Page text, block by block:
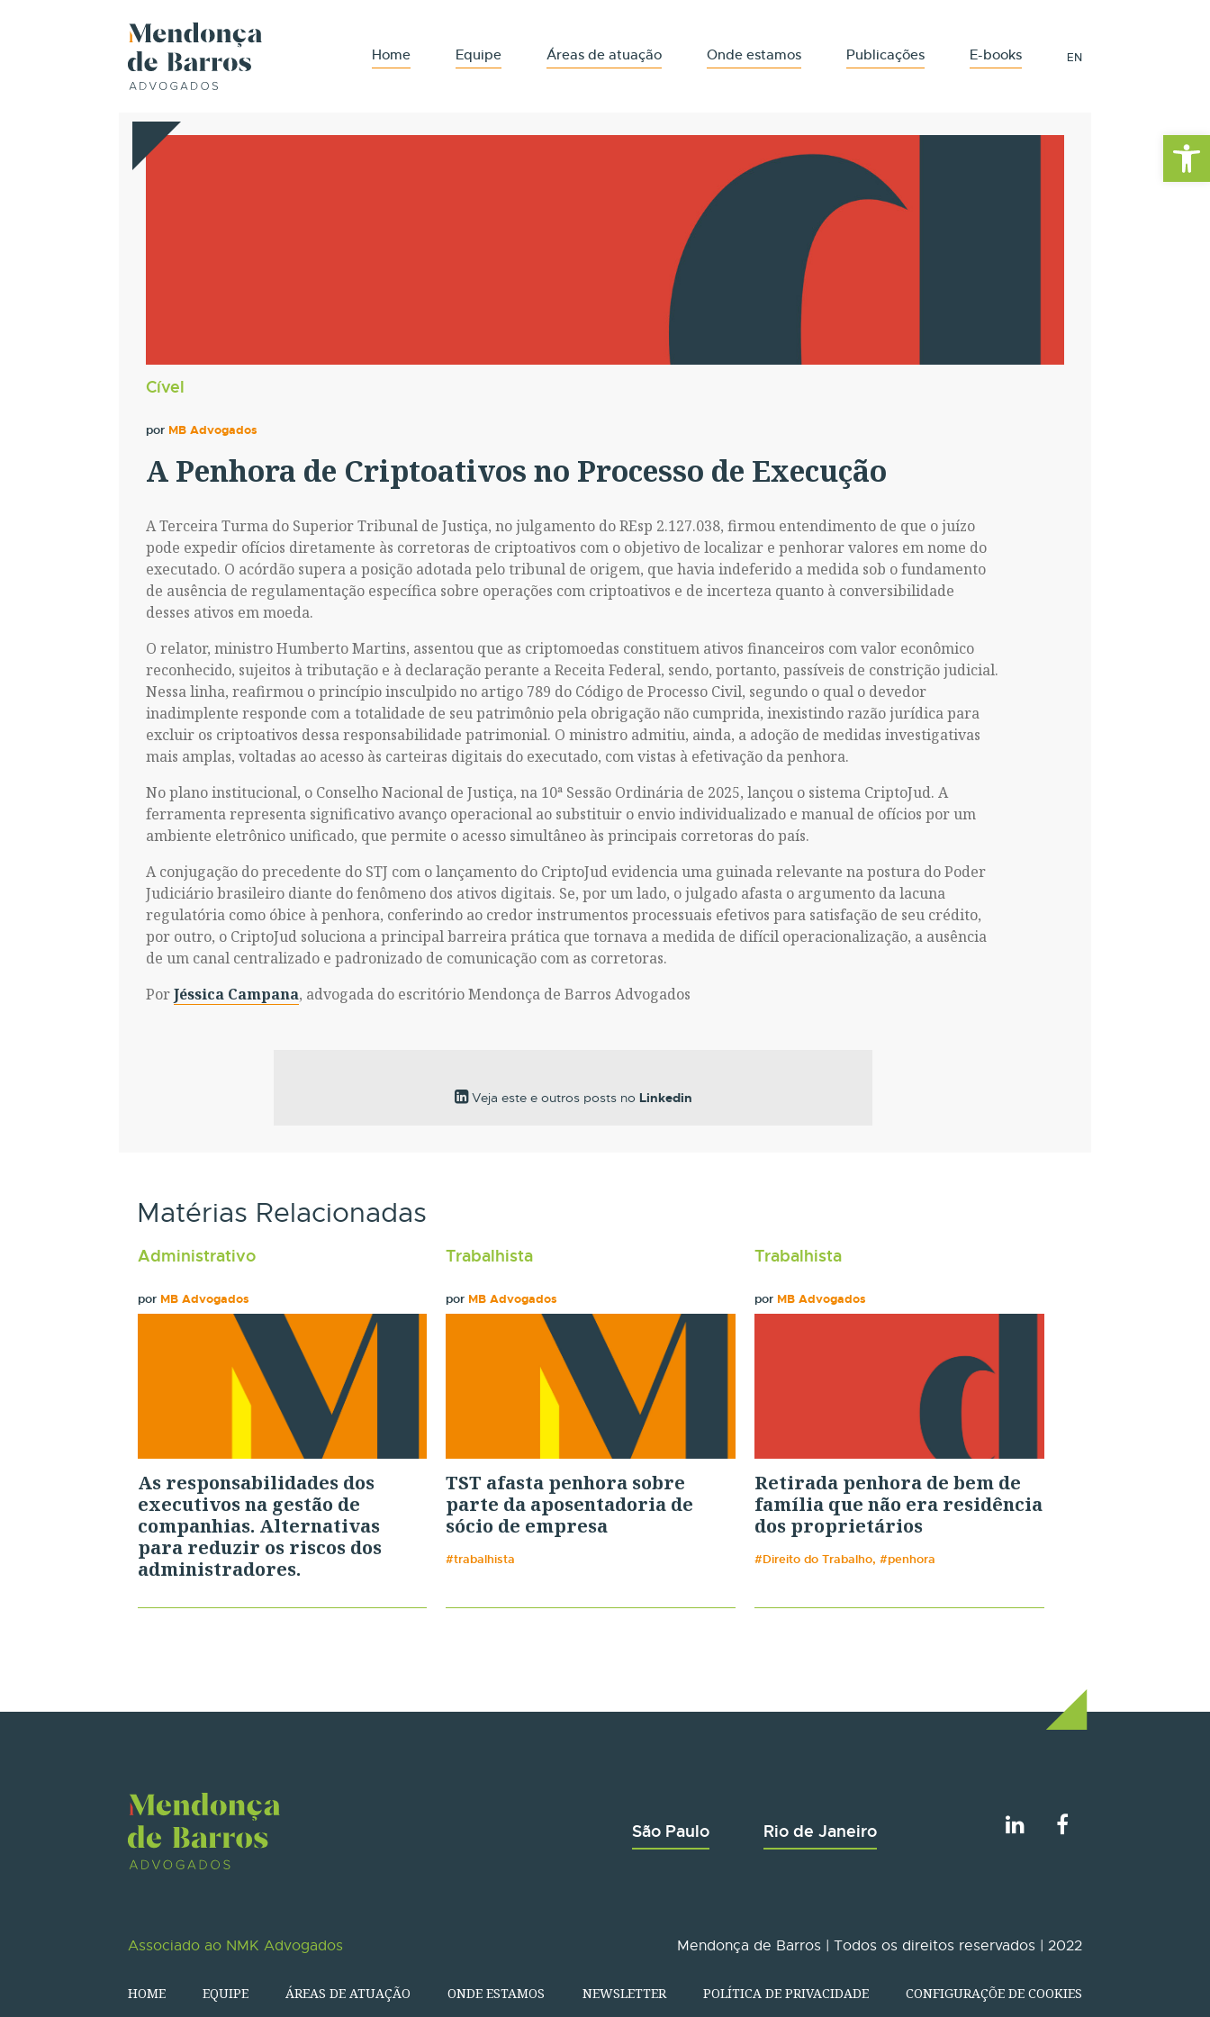
Barra de
Home Equipe Áreas de atuação Onde estamos Publicações E-books EN
Cível
por MB Advogados
A Penhora de Criptoativos no Processo de Execução
A Terceira Turma do Superior Tribunal de Justiça, no julgamento do REsp 2.127.038, firmou entendimento de que o juízo
pode expedir ofícios diretamente às corretoras de criptoativos com o objetivo de localizar e penhorar valores em nome do
executado. O acórdão supera a posição adotada pelo tribunal de origem, que havia indeferido a medida sob o fundamento
de ausência de regulamentação específica sobre operações com criptoativos e de incerteza quanto à conversibilidade
desses ativos em moeda.
O relator, ministro Humberto Martins, assentou que as criptomoedas constituem ativos financeiros com valor econômico
reconhecido, sujeitos à tributação e à declaração perante a Receita Federal, sendo, portanto, passíveis de constrição judicial.
Nessa linha, reafirmou o princípio insculpido no artigo 789 do Código de Processo Civil, segundo o qual o devedor
inadimplente responde com a totalidade de seu patrimônio pela obrigação não cumprida, inexistindo razão jurídica para
excluir os criptoativos dessa responsabilidade patrimonial. O ministro admitiu, ainda, a adoção de medidas investigativas
mais amplas, voltadas ao acesso às carteiras digitais do executado, com vistas à efetivação da penhora.
No plano institucional, o Conselho Nacional de Justiça, na 10ª Sessão Ordinária de 2025, lançou o sistema CriptoJud. A
ferramenta representa significativo avanço operacional ao substituir o envio individualizado e manual de ofícios por um
ambiente eletrônico unificado, que permite o acesso simultâneo às principais corretoras do país.
A conjugação do precedente do STJ com o lançamento do CriptoJud evidencia uma guinada relevante na postura do Poder
Judiciário brasileiro diante do fenômeno dos ativos digitais. Se, por um lado, o julgado afasta o argumento da lacuna
regulatória como óbice à penhora, conferindo ao credor instrumentos processuais efetivos para satisfação de seu crédito,
por outro, o CriptoJud soluciona a principal barreira prática que tornava a medida de difícil operacionalização, a ausência
de um canal centralizado e padronizado de comunicação com as corretoras.
PorJéssica Campana, advogada do escritório Mendonça de Barros Advogados
Veja este e outros posts no Linkedin
Matérias Relacionadas
Administrativo
por MB Advogados
As responsabilidades dos
executivos na gestão de
companhias. Alternativas
para reduzir os riscos dos
administradores.
Trabalhista
por MB Advogados
TST afasta penhora sobre
parte da aposentadoria de
sócio de empresa
#trabalhista
Trabalhista
por MB Advogados
Retirada penhora de bem de
família que não era residência
dos proprietários
#Direito do Trabalho, #penhora
São Paulo Rio de Janeiro
Associado ao NMK Advogados Mendonça de Barros | Todos os direitos reservados | 2022
HOME EQUIPE ÁREAS DE ATUAÇÃO ONDE ESTAMOS NEWSLETTER POLÍTICA DE PRIVACIDADE CONFIGURAÇÕE DE COOKIES